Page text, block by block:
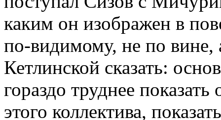
каким он изображен в
по-видимому, не по вине,
Кетлинской сказать:
гораздо труднее
этого коллектива,